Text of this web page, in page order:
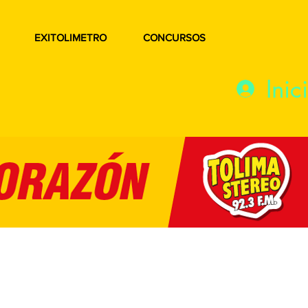
EXITOLIMETRO CONCURSOS